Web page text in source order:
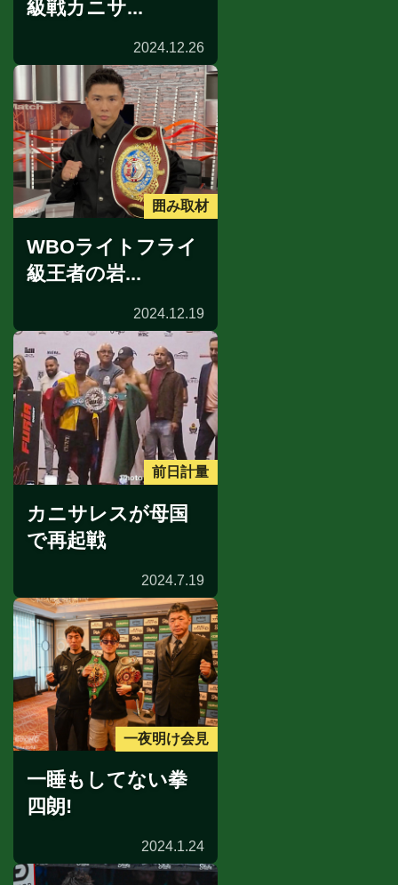
級戦カニサ...
2024.12.26
囲み取材
WBOライトフライ
級王者の岩...
2024.12.19
前日計量
カニサレスが母国
で再起戦
2024.7.19
一夜明け会見
一睡もしてない拳
四朗!
2024.1.24